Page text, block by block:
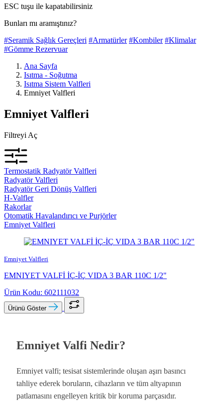
ESC tuşu ile kapatabilirsiniz
Bunları mı aramıştınız?
#Seramik Sağlık Gereçleri #Armatürler #Kombiler #Klimalar
#Gömme Rezervuar
Ana Sayfa
Isıtma - Soğutma
Isıtma Sistem Valfleri
Emniyet Valfleri
Emniyet Valfleri
Filtreyi Aç
Termostatik Radyatör Valfleri
Radyatör Valfleri
Radyatör Geri Dönüş Valfleri
H-Valfler
Rakorlar
Otomatik Havalandırıcı ve Purjörler
Emniyet Valfleri
Emniyet Valfleri
EMNIYET VALFİ İÇ-İÇ VIDA 3 BAR 110C 1/2"
Ürün Kodu: 602111032
Ürünü Göster
Emniyet Valfi Nedir?
Emniyet valfi; tesisat sistemlerinde oluşan aşırı basıncı
tahliye ederek boruların, cihazların ve tüm altyapının
patlamasını engelleyen kritik bir koruma parçasıdır.